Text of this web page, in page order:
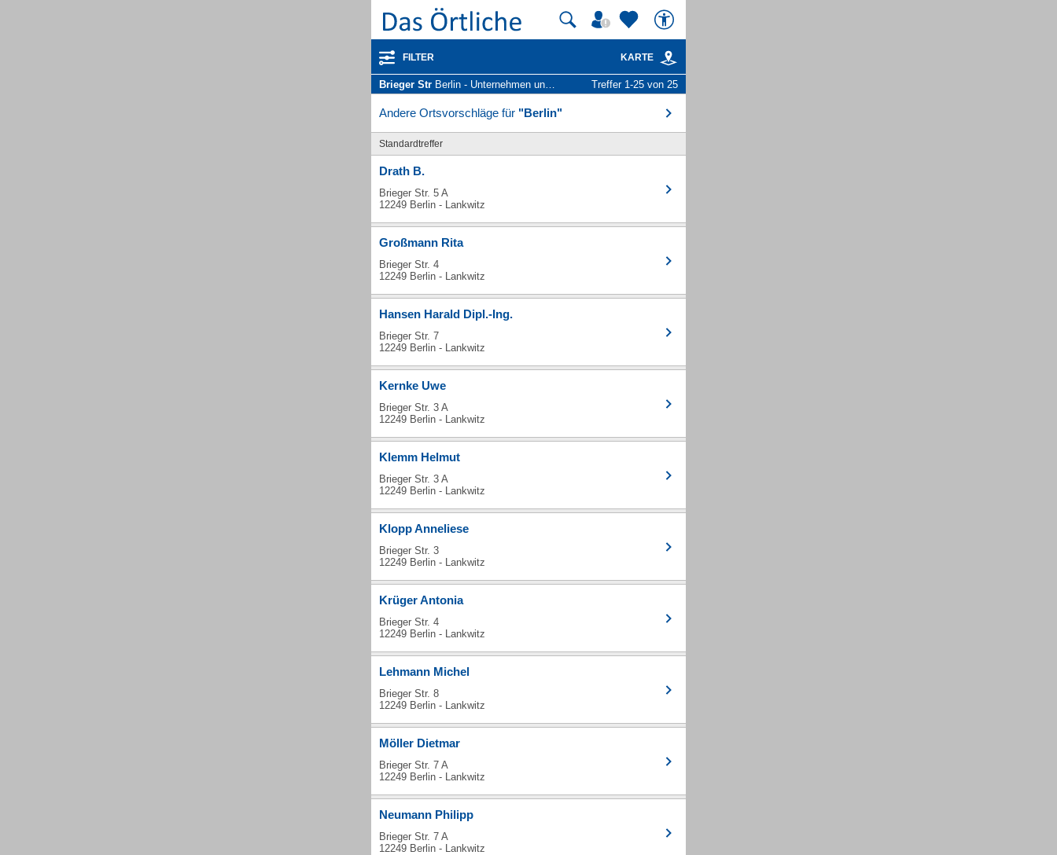
FILTER KARTE
Brieger Str Berlin - Unternehmen und Personen Treffer 1-25 von 25
Andere Ortsvorschläge für "Berlin"
Standardtreffer
Drath B.
Brieger Str. 5 A
12249 Berlin - Lankwitz
Großmann Rita
Brieger Str. 4
12249 Berlin - Lankwitz
Hansen Harald Dipl.-Ing.
Brieger Str. 7
12249 Berlin - Lankwitz
Kernke Uwe
Brieger Str. 3 A
12249 Berlin - Lankwitz
Klemm Helmut
Brieger Str. 3 A
12249 Berlin - Lankwitz
Klopp Anneliese
Brieger Str. 3
12249 Berlin - Lankwitz
Krüger Antonia
Brieger Str. 4
12249 Berlin - Lankwitz
Lehmann Michel
Brieger Str. 8
12249 Berlin - Lankwitz
Möller Dietmar
Brieger Str. 7 A
12249 Berlin - Lankwitz
Neumann Philipp
Brieger Str. 7 A
12249 Berlin - Lankwitz